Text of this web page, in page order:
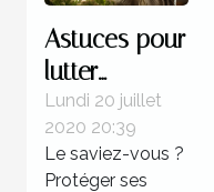
Astuces pour
lutter
naturellement
contre les
allergies
Lundi 20 juillet
2020 20:39
Le saviez-vous ?
Protéger ses